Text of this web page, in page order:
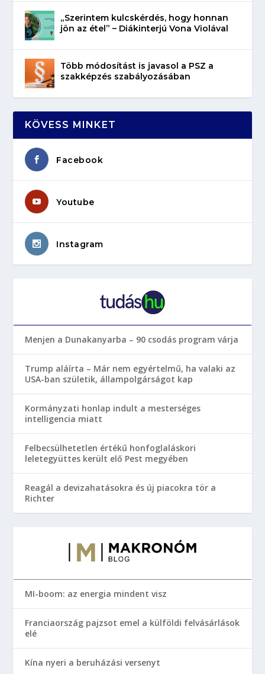
„Szerintem kulcskérdés, hogy honnan
jön az étel” – Diákinterjú Vona Violával
Több módosítást is javasol a PSZ a
szakképzés szabályozásában
KÖVESS MINKET
Facebook
Youtube
Instagram
Menjen a Dunakanyarba – 90 csodás program várja
Trump aláírta – Már nem egyértelmű, ha valaki az
USA-ban születik, állampolgárságot kap
Kormányzati honlap indult a mesterséges
intelligencia miatt
Felbecsülhetetlen értékű honfoglaláskori
leletegyüttes került elő Pest megyében
Reagál a devizahatásokra és új piacokra tör a
Richter
MI-boom: az energia mindent visz
Franciaország pajzsot emel a külföldi felvásárlások
elé
Kína nyeri a beruházási versenyt